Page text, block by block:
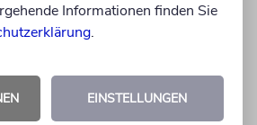
Taryn Thomas auf
gegen Israel. Dann sah sie
Informationen finden Sie
.
EINSTELLUNGEN